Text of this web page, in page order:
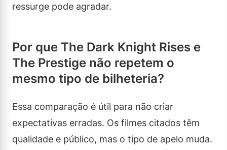
ressurge pode agradar.
Por que The Dark Knight Rises e
The Prestige não repetem o
mesmo tipo de bilheteria?
Essa comparação é útil para não criar
expectativas erradas. Os filmes citados têm
qualidade e público, mas o tipo de apelo muda.